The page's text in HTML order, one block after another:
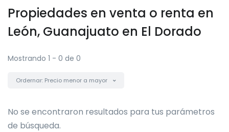
Propiedades en venta o renta en
León, Guanajuato en El Dorado
Mostrando 1 - 0 de 0
Ordernar: Precio menor a mayor
No se encontraron resultados para tus parámetros
de búsqueda.